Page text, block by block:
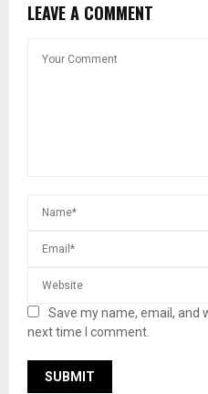
LEAVE A COMMENT
Save my name, email, and
next time I comment.